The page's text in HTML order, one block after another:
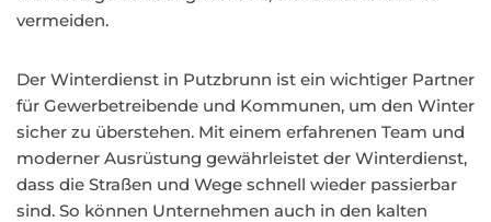
vermeiden.
Der Winterdienst in Putzbrunn ist ein wichtiger Partner
für Gewerbetreibende und Kommunen, um den Winter
sicher zu überstehen. Mit einem erfahrenen Team und
moderner Ausrüstung gewährleistet der Winterdienst,
dass die Straßen und Wege schnell wieder passierbar
sind. So können Unternehmen auch in den kalten